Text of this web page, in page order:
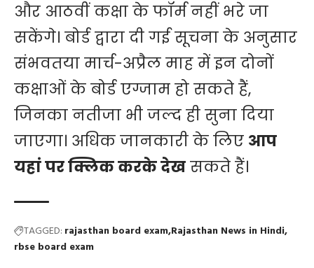
और आठवीं कक्षा के फॉर्म नहीं भरे जा
सकेंगे। बोर्ड द्वारा दी गई सूचना के अनुसार
संभवतया मार्च-अप्रैल माह में इन दोनों
कक्षाओं के बोर्ड एग्जाम हो सकते हैं,
जिनका नतीजा भी जल्द ही सुना दिया
जाएगा। अधिक जानकारी के लिए आप
यहां पर क्लिक करके देखसकते हैं।
TAGGED: rajasthan board exam Rajasthan News in Hindi
rbse board exam